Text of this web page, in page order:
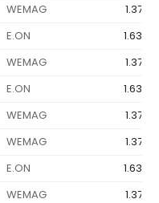
WEMAG
1.377
E.ON
1.636
WEMAG
1.377
E.ON
1.636
WEMAG
1.377
WEMAG
1.377
E.ON
1.636
WEMAG
1.377